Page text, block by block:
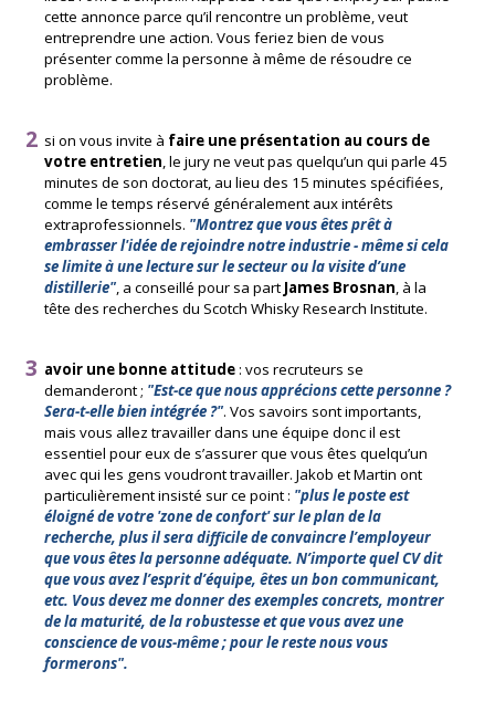
cette annonce parce qu’il rencontre un problème, veut
entreprendre une action. Vous feriez bien de vous
présenter comme la personne à même de résoudre ce
problème.
si on vous invite à faire une présentation au cours de
votre entretien, le jury ne veut pas quelqu’un qui parle 45
minutes de son doctorat, au lieu des 15 minutes spécifiées,
comme le temps réservé généralement aux intérêts
extraprofessionnels. "Montrez que vous êtes prêt à
embrasser l'idée de rejoindre notre industrie - même si cela
se limite à une lecture sur le secteur ou la visite d’une
distillerie", a conseillé pour sa part James Brosnan, à la
tête des recherches du Scotch Whisky Research Institute.
avoir une bonne attitude : vos recruteurs se
demanderont ; "Est-ce que nous apprécions cette personne ?
Sera-t-elle bien intégrée ?". Vos savoirs sont importants,
mais vous allez travailler dans une équipe donc il est
essentiel pour eux de s’assurer que vous êtes quelqu’un
avec qui les gens voudront travailler. Jakob et Martin ont
particulièrement insisté sur ce point : "plus le poste est
éloigné de votre 'zone de confort' sur le plan de la
recherche, plus il sera difficile de convaincre l’employeur
que vous êtes la personne adéquate. N’importe quel CV dit
que vous avez l’esprit d’équipe, êtes un bon communicant,
etc. Vous devez me donner des exemples concrets, montrer
de la maturité, de la robustesse et que vous avez une
conscience de vous-même ; pour le reste nous vous
formerons".